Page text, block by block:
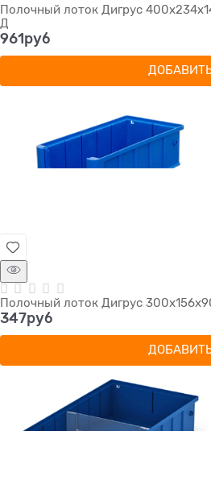
Полочный лоток Дигрус
Д
961руб
Полочный лоток Дигрус
347руб